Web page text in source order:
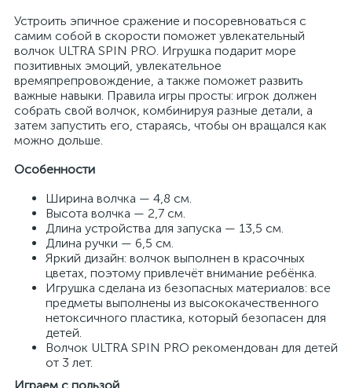
Устроить эпичное сражение и посоревноваться с
самим собой в скорости поможет увлекательный
волчок ULTRA SPIN PRO. Игрушка подарит море
позитивных эмоций, увлекательное
времяпрепровождение, а также поможет развить
важные навыки. Правила игры просты: игрок должен
собрать свой волчок, комбинируя разные детали, а
затем запустить его, стараясь, чтобы он вращался как
можно дольше.
Особенности
Ширина волчка — 4,8 см.
Высота волчка — 2,7 см.
Длина устройства для запуска — 13,5 см.
Длина ручки — 6,5 см.
Яркий дизайн: волчок выполнен в красочных
цветах, поэтому привлечёт внимание ребёнка.
Игрушка сделана из безопасных материалов: все
предметы выполнены из высококачественного
нетоксичного пластика, который безопасен для
детей.
Волчок ULTRA SPIN PRO рекомендован для детей
от 3 лет.